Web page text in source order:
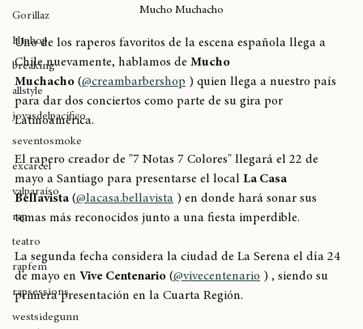
RedBull BC One
Gorillaz
Hiphop
breaking
allstyle
joyasdelpacífico
seventosmoke
excarcel
teatro
rapsessions
Uno de los raperos favoritos de la escena española llega a
Chile nuevamente, hablamos de Mucho
Muchacho (@creambarbershop ) quien llega a nuestro país
para dar dos conciertos como parte de su gira por
Latinoamérica.
El rapero creador de "7 Notas 7 Colores" llegará el 22 de
mayo a Santiago para presentarse el local La Casa
Bellavista (@lacasa.bellavista ) en donde hará sonar sus
temas más reconocidos junto a una fiesta imperdible.
La segunda fecha considera la ciudad de La Serena el día 24
de mayo en Vive Centenario (@vivecentenario
primera presentación en la Cuarta Región.